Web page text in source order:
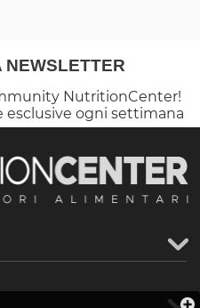
NEWSLETTER
NutritionCenter!
esclusive ogni settimana